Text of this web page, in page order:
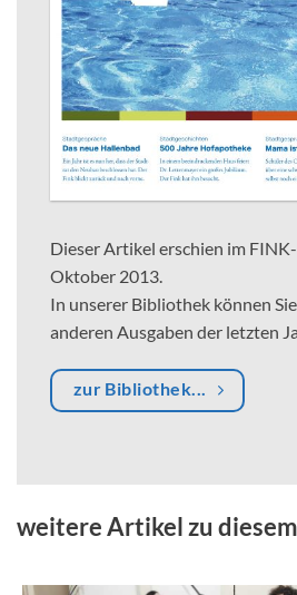
Dieser Artikel erschien im
Oktober 2013.
In unserer Bibliothek können
anderen Ausgaben der letzten
zur Bibliothek...
weitere Artikel zu